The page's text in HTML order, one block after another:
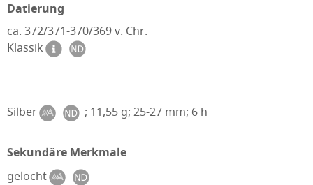
Datierung
ca. 372/371-370/369 v. Chr.
Klassik
Silber ; 11,55 g; 25-27 mm; 6 h
Sekundäre Merkmale
gelocht